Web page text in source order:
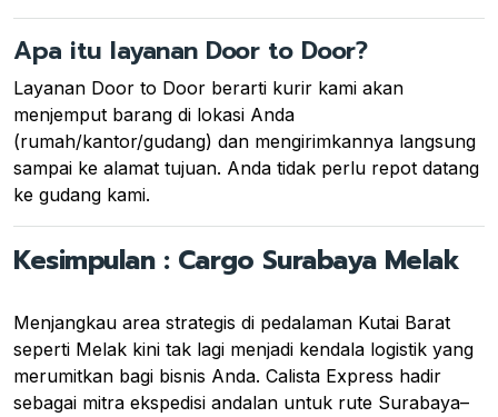
Apa itu layanan Door to Door?
Layanan Door to Door berarti kurir kami akan
menjemput barang di lokasi Anda
(rumah/kantor/gudang) dan mengirimkannya langsung
sampai ke alamat tujuan. Anda tidak perlu repot datang
ke gudang kami.
Kesimpulan : Cargo Surabaya Melak
Menjangkau area strategis di pedalaman Kutai Barat
seperti Melak kini tak lagi menjadi kendala logistik yang
merumitkan bagi bisnis Anda. Calista Express hadir
sebagai mitra ekspedisi andalan untuk rute Surabaya–